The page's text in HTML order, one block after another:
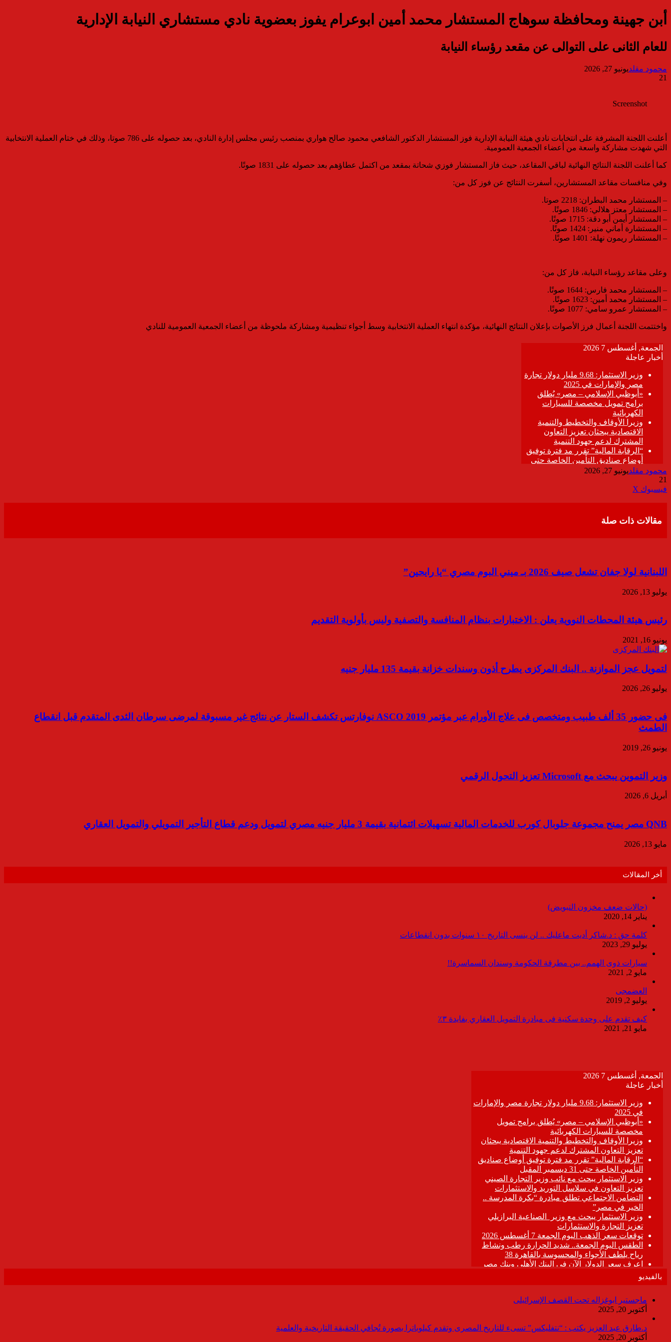
أبن جهينة ومحافظة سوهاج المستشار محمد أمين ابوعرام يفوز بعضوية نادي مستشاري النيابة الإدارية
للعام الثانى على التوالى عن مقعد رؤساء النيابة
محمود مقلديونيو 27, 2026
21
Screenshot
أعلنت اللجنة المشرفة على انتخابات نادي هيئة النيابة الإدارية فوز المستشار الدكتور الشافعي محمود صالح هواري بمنصب رئيس مجلس إدارة النادي، بعد حصوله على 786 صوتا، وذلك في ختام العملية الانتخابية
التي شهدت مشاركة واسعة من أعضاء الجمعية العمومية.
كما أعلنت اللجنة النتائج النهائية لباقي المقاعد، حيث فاز المستشار فوزي شحاتة بمقعد من اكتمل عطاؤهم بعد حصوله على 1831 صوتًا.
وفي منافسات مقاعد المستشارين، أسفرت النتائج عن فوز كل من:
– المستشار محمد البطران: 2218 صوتا.
– المستشار معتز هلالي: 1846 صوتًا.
– المستشار أيمن أبو دقة: 1715 صوتًا.
– المستشارة أماني منير: 1424 صوتًا.
– المستشار ريمون نهلة: 1401 صوتًا.
وعلى مقاعد رؤساء النيابة، فاز كل من:
– المستشار محمد فارس: 1644 صوتًا.
– المستشار محمد أمين: 1623 صوتًا.
– المستشار عمرو سامي: 1077 صوتًا.
واختتمت اللجنة أعمال فرز الأصوات بإعلان النتائج النهائية، مؤكدة انتهاء العملية الانتخابية وسط أجواء تنظيمية ومشاركة ملحوظة من أعضاء الجمعية العمومية للنادي
محمود مقلديونيو 27, 2026
21
فيسبوك ‫X
مقالات ذات صلة
اللبنانية لولا جفان تشعل صيف 2026 بـ ميني البوم مصري “يا رايحين”
يوليو 13, 2026
رئيس هيئة المحطات النووية يعلن : الاختبارات بنظام المنافسة والتصفية وليس بأولوية التقديم
يونيو 16, 2021
لتمويل عجز الموازنة .. البنك المركزى يطرح أذون وسندات خزانة بقيمة 135 مليار جنيه
يوليو 26, 2026
فى حضور 35 ألف طبيب ومتخصص فى علاج الأورام عبر مؤتمر ASCO 2019 نوفارتس تكشف الستار عن نتائج غير مسبوقة لمرضى سرطان الثدى المتقدم قبل انقطاع
الطمث
يونيو 26, 2019
وزير التموين يبحث مع Microsoft تعزيز التحول الرقمي
أبريل 6, 2026
QNB مصر يمنح مجموعة جلوبال كورب للخدمات المالية تسهيلات ائتمانية بقيمة 3 مليار جنيه مصري لتمويل ودعم قطاع التأجير التمويلي والتمويل العقاري
مايو 13, 2026
أخر المقالات
(حالات ضعف مخزون التبويض)
يناير 14, 2020
كلمة حق : د.شاكر أديت ماعليك .. لن ينسى التاريخ ١٠ سنوات بدون انقطاعات
يوليو 29, 2023
سيارات ذوى الهمم.. بين مطرقة الحكومة وسندان السماسرة!!
مايو 2, 2021
العضمجى
يوليو 2, 2019
كيف تقدم على وحدة سكنية فى مبادرة التمويل العقاري بفايدة ٣٪
مايو 21, 2021
بالفيديو
ماجستير ابوغزاله تحت القصف الإسرائيلى
أكتوبر 20, 2025
د.طارق عبد العزيز يكتب : “نتفليكس” تسىء للتاريخ المصرى وتقدم كيلوباترا بصورة تُجافي الحقيقة التاريخية والعلمية
أكتوبر 20, 2025